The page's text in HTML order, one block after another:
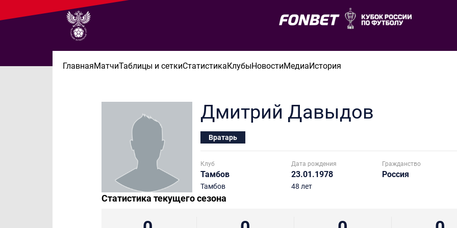
ГлавнаяМатчиТаблицы и сеткиСтатистикаКлубыНовостиМедиаИстория
Дмитрий Давыдов
Вратарь
Клуб
Тамбов
Тамбов
Дата рождения
23.01.1978
48 лет
Гражданство
Россия
Статистика текущего сезона